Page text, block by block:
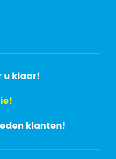
u klaar!
klanten!